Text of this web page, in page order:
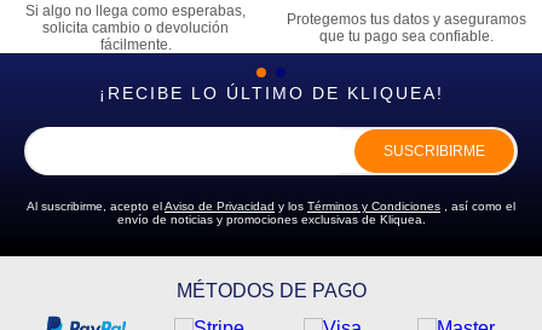
Si algo no llega como esperabas,
solicita cambio o devolución
fácilmente.
Protegemos tus datos y aseguramos
que tu pago sea confiable.
¡RECIBE LO ÚLTIMO DE KLIQUEA!
SUSCRIBIRME
Al suscribirme, acepto elAviso de Privacidad y los Términos y Condiciones , así como el
envío de noticias y promociones exclusivas de Kliquea.
MÉTODOS DE PAGO